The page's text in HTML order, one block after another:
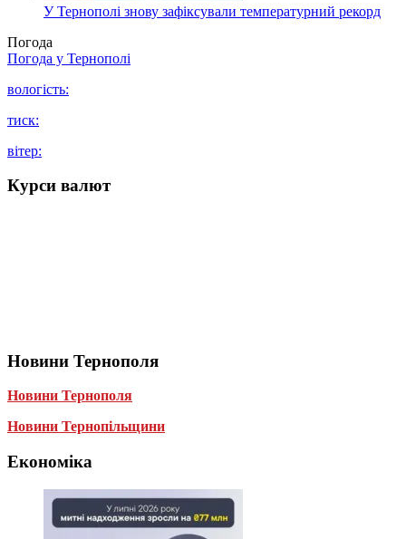
У Тернополі знову зафіксували температурний рекорд
Погода
Погода у Тернополі
вологість:
тиск:
вітер:
Курси валют
Новини Тернополя
Новини Тернополя
Новини Тернопільщини
Економіка